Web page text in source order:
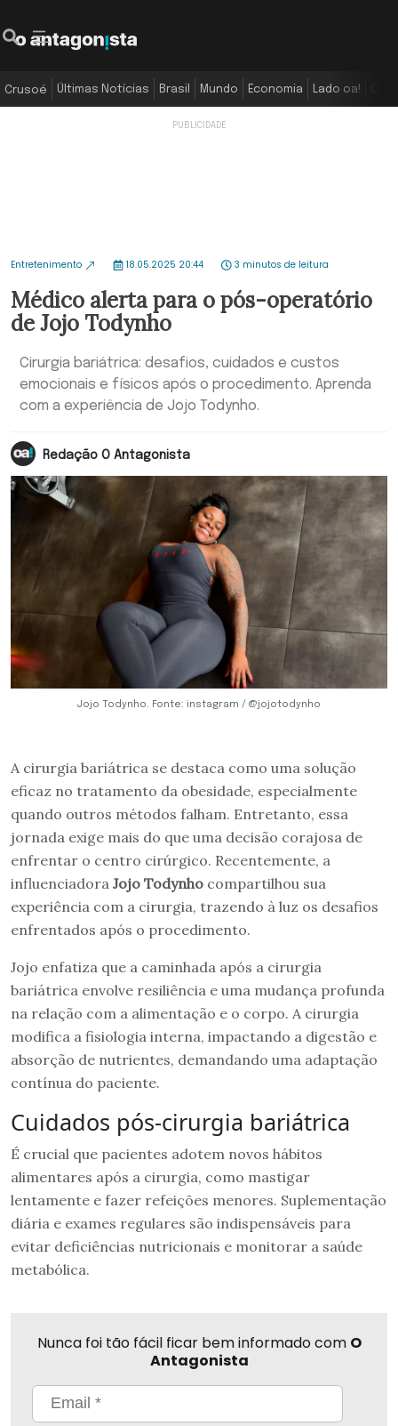
Crusoé Últimas Notícias Brasil Mundo Economia Lado oa!
Entretenimento 18.05.2025 20:44 3 minutos de leitura
Médico alerta para o pós-operatório
de Jojo Todynho
Cirurgia bariátrica: desafios, cuidados e custos
emocionais e físicos após o procedimento. Aprenda
com a experiência de Jojo Todynho.
Redação O Antagonista
Jojo Todynho. Fonte: instagram / @jojotodynho
A cirurgia bariátrica se destaca como uma solução
eficaz no tratamento da obesidade, especialmente
quando outros métodos falham. Entretanto, essa
jornada exige mais do que uma decisão corajosa de
enfrentar o centro cirúrgico. Recentemente, a
influenciadora Jojo Todynho compartilhou sua
experiência com a cirurgia, trazendo à luz os desafios
enfrentados após o procedimento.
Jojo enfatiza que a caminhada após a cirurgia
bariátrica envolve resiliência e uma mudança profunda
na relação com a alimentação e o corpo. A cirurgia
modifica a fisiologia interna, impactando a digestão e
absorção de nutrientes, demandando uma adaptação
contínua do paciente.
Cuidados pós-cirurgia bariátrica
É crucial que pacientes adotem novos hábitos
alimentares após a cirurgia, como mastigar
lentamente e fazer refeições menores. Suplementação
diária e exames regulares são indispensáveis para
evitar deficiências nutricionais e monitorar a saúde
metabólica.
Nunca foi tão fácil ficar bem informado com O
Antagonista